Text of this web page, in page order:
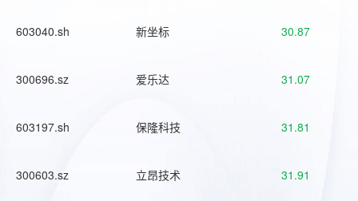
603040.sh 新坐标 30.87
300696.sz 爱乐达 31.07
603197.sh 保隆科技 31.81
300603.sz 立昂技术 31.91